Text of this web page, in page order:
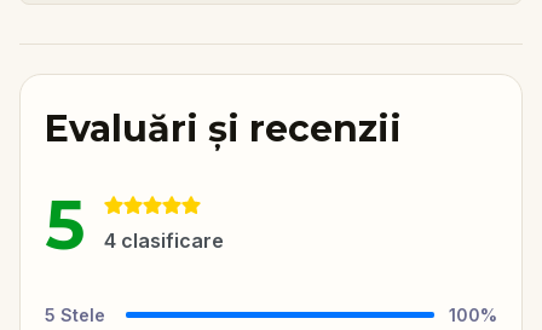
Evaluări și recenzii
5 4 clasificare
5 Stele 100%